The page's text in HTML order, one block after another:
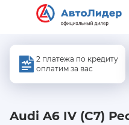
2 платежа по кредиту
оплатим за вас
Audi A6 IV (C7)